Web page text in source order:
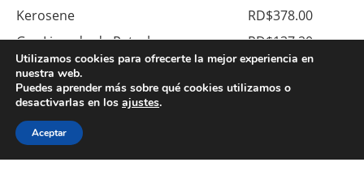
Kerosene
RD$378.00
Gas Licuado de Petroleo
RD$137.20
Gas Natural Vehicular
RD$43.97
Moneda
Utilizamos cookies para ofrecerte la mejor experiencia en
nuestra web.
Puedes aprender más sobre qué cookies utilizamos o
desactivarlas en los ajustes.
Aceptar